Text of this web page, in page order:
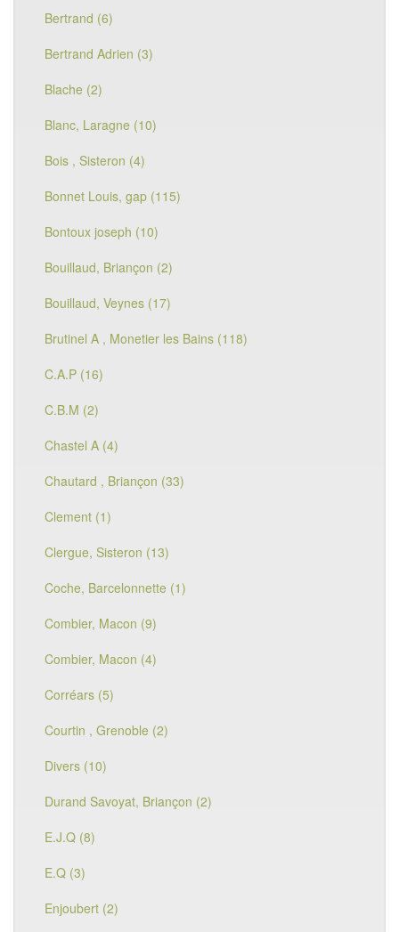
Bertrand (6)
Bertrand Adrien (3)
Blache (2)
Blanc, Laragne (10)
Bois , Sisteron (4)
Bonnet Louis, gap (115)
Bontoux joseph (10)
Bouillaud, Briançon (2)
Bouillaud, Veynes (17)
Brutinel A , Monetier les Bains (118)
C.A.P (16)
C.B.M (2)
Chastel A (4)
Chautard , Briançon (33)
Clement (1)
Clergue, Sisteron (13)
Coche, Barcelonnette (1)
Combier, Macon (9)
Combier, Macon (4)
Corréars (5)
Courtin , Grenoble (2)
Divers (10)
Durand Savoyat, Briançon (2)
E.J.Q (8)
E.Q (3)
Enjoubert (2)